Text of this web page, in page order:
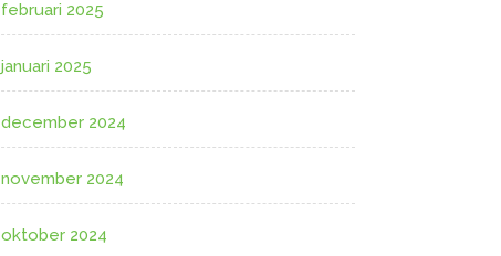
februari 2025
januari 2025
december 2024
november 2024
oktober 2024